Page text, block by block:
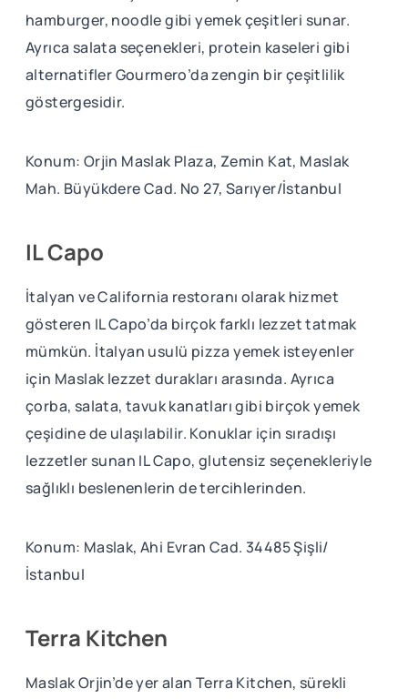
hamburger, noodle gibi yemek çeşitleri sunar.
Ayrıca salata seçenekleri, protein kaseleri gibi
alternatifler Gourmero’da zengin bir çeşitlilik
göstergesidir.
Konum: Orjin Maslak Plaza, Zemin Kat, Maslak
Mah. Büyükdere Cad. No 27, Sarıyer/İstanbul
IL Capo
İtalyan ve California restoranı olarak hizmet
gösteren IL Capo’da birçok farklı lezzet tatmak
mümkün. İtalyan usulü pizza yemek isteyenler
için Maslak lezzet durakları arasında. Ayrıca
çorba, salata, tavuk kanatları gibi birçok yemek
çeşidine de ulaşılabilir. Konuklar için sıradışı
lezzetler sunan IL Capo, glutensiz seçenekleriyle
sağlıklı beslenenlerin de tercihlerinden.
Konum: Maslak, Ahi Evran Cad. 34485 Şişli/
İstanbul
Terra Kitchen
Maslak Orjin’de yer alan Terra Kitchen, sürekli